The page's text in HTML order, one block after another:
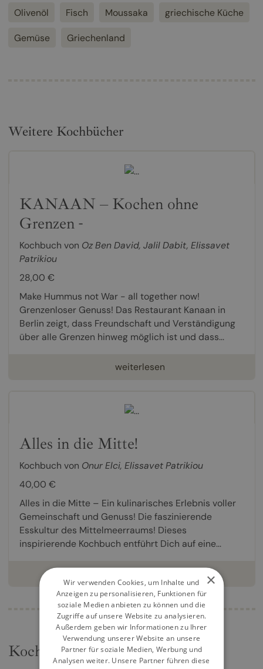
Olivenöl Fisch Moussaka griechische Küche
Gemüse Griechenland
Weitere Kochbücher
KANAAN – Kochen ohne
Grenzen -
Kochbuch von Oz Ben David, Jalil Dabit, Elissavet
Patrikiou
28,00 €
Make Hummus not War - all together now!
Grenzenloser Genuss! Das Restaurant Kanaan in
Berlin zeigt, dass Freundschaft und Verständigung
über alle Grenzen hinweg möglich ist und dass...
weiterlesen
Alles in die Mitte!
Kochbuch von Onur Elci, Elissavet Patrikiou
40,00 €
Alles in die Mitte – Ein kulinarisches Erlebnis voller
Gemeinschaft und Genuss! Die faszinierende
Esskultur des Mittelmeerraums! Dieses
inspirierende Kochbuch entführt Dich auf eine...
Kochbücher
×
Wir verwenden Cookies, um Inhalte und
Anzeigen zu personalisieren, Funktionen für
soziale Medien anbieten zu können und die
Zugriffe auf unsere Website zu analysieren.
Außerdem geben wir Informationen zu Ihrer
Verwendung unserer Website an unsere
Partner für soziale Medien, Werbung und
Analysen weiter. Unsere Partner führen diese